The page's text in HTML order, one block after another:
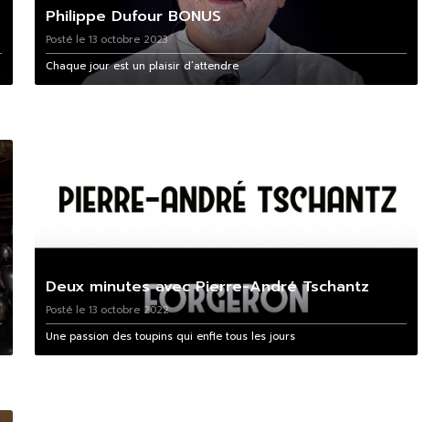
Philippe Dufour BONUS
Posté le 13 octobre 2023
Chaque jour est un plaisir d’attendre
Deux minutes avec Pierre-André Tschantz
Posté le 13 octobre 2022
Une passion des toupins qui enfle tous les jours